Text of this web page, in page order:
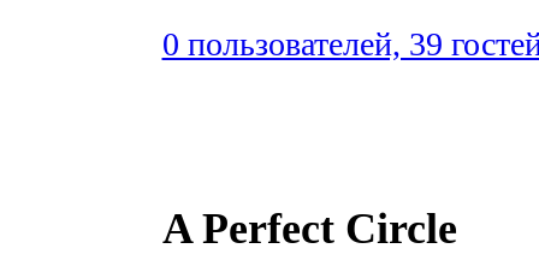
0 пользователей, 39
A Perfect Circle